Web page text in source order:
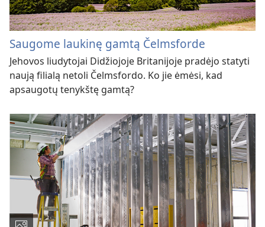
Saugome laukinę gamtą Čelmsforde
Jehovos liudytojai Didžiojoje Britanijoje pradėjo statyti
naują filialą netoli Čelmsfordo. Ko jie ėmėsi, kad
apsaugotų tenykštę gamtą?